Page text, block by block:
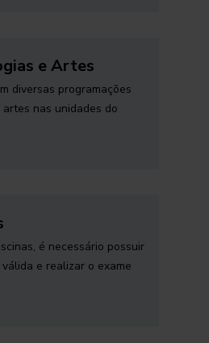
e Artes
diversas programações
nas unidades do
é necessário possuir
e realizar o exame